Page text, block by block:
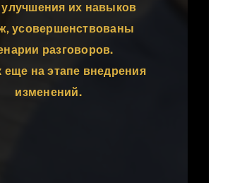
их навыков
усовершенствованы
разговоров.
еще на этапе внедрения
изменений.